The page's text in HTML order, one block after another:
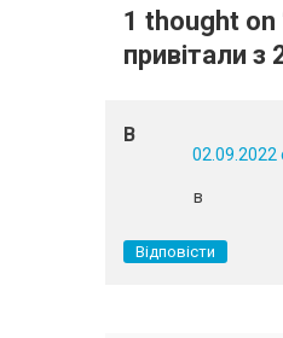
1 thought on
привітали з
В
02.09.2022
в
Відповісти